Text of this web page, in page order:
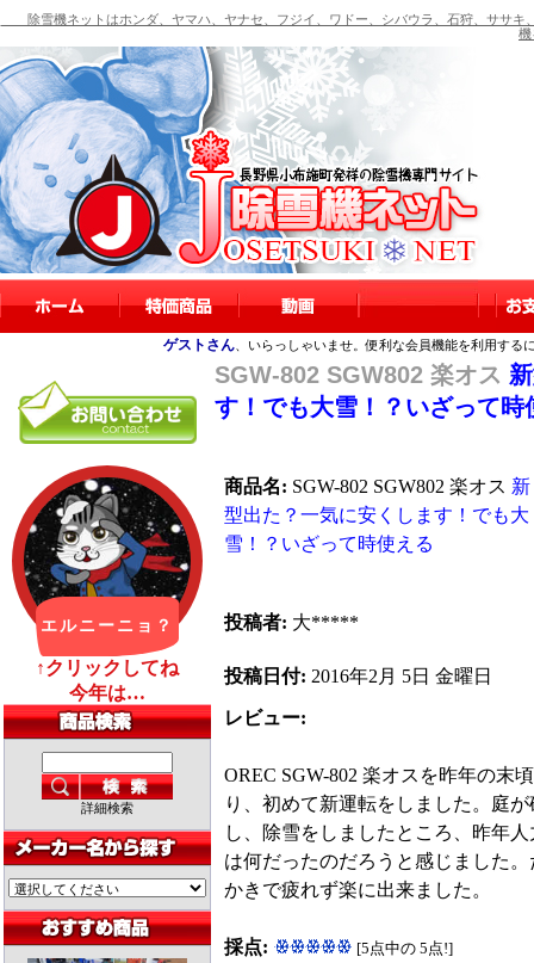
除雪機ネットはホンダ、ヤマハ、ヤナセ、フジイ、ワドー、シバウラ、石狩、ササキ
機
ゲストさん 、いらっしゃいませ。便利な会員機能を利用する
詳細検索
SGW-802 SGW802 楽オス
す！でも大雪！？いざって
商品名: SGW-802 SGW802 楽オス 新
型出た？一気に安くします！でも大
雪！？いざって時使える
投稿者: 大*****
投稿日付: 2016年2月 5日 金曜日
レビュー:
OREC SGW-802 楽オスを昨年の末
り、初めて新運転をしました。庭
し、除雪をしましたところ、昨年
は何だったのだろうと感じました
かきで疲れず楽に出来ました。
採点: [5点中の 5点!]